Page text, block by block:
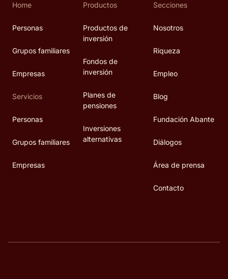
Home
Personas
Grupos familiares
Empresas
Servicios
Personas
Grupos familiares
Empresas
Productos
Productos de
inversión
Fondos de
inversión
Planes de
pensiones
Inversiones
alternativas
Secciones
Nosotros
Riqueza
Empleo
Blog
Fundación Abante
Diálogos
Área de prensa
Contacto